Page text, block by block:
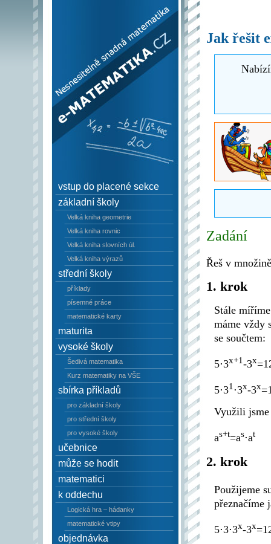
Nesnesitelně snadná
vstup do placené sekce
základní školy
Velká kniha geometrie
Velká kniha rovnic
Velká kniha slovních úl.
Velká kniha výrazů
střední školy
příklady
písemné práce
matematické karty
maturita
vysoké školy
Šedivá matematika
Kurz matematiky na VŠE
sbírka příkladů
pro základní školy
pro střední školy
pro vysoké školy
učebnice
může se hodit
matematici
k oddechu
Logická hra – hádanky
matematické vtipy
objednávka
Jak řešit
Zadání
Řeš v
1. krok
Stále
máme vždy
se součtem:
5⋅3x+1-3x
5⋅31 ⋅3x-3x
Využili
as+t=as⋅at
2. krok
Použijeme
přeznačíme
5⋅3⋅3x-3x